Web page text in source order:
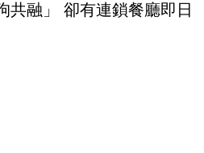
共融」 卻有連鎖餐廳即日